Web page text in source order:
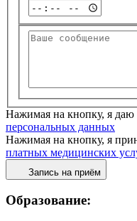
Нажимая на кнопку, я даю
персональных данных
Нажимая на кнопку, я
платных медицинских
Запись на приём
Образование: